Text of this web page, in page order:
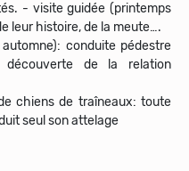
- visite guidée (printemps
leur histoire, de la meute….
conduite pédestre
de la relation
chiens de traîneaux: toute
seul son attelage